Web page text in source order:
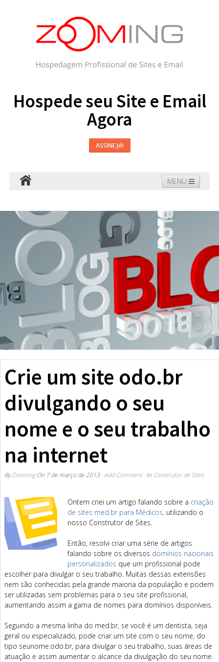
Hospede seu Site e Email
Agora
ASSINE JÁ!
MENU
Domínios Blog Suporte
Crie um site odo.br
divulgando o seu
nome e o seu trabalho
na internet
ByZoomingOn 7 de março de 2013· Add Comment· In Construtor de Sites
Ontem criei um artigo falando sobre a criação
de sites med.br para Médicos, utilizando o
nosso Construtor de Sites.
Então, resolvi criar uma série de artigos
falando sobre os diversos domínios nacionais
personalizados que um profissional pode
escolher para divulgar o seu trabalho. Muitas dessas extensões
nem são conhecidas pela grande maioria da população e podem
ser utilizadas sem problemas para o seu site profissional,
aumentando assim a gama de nomes para domínios disponíveis.
Seguindo a mesma linha do med.br, se você é um dentista, seja
geral ou especializado, pode criar um site com o seu nome, do
tipo seunome.odo.br, para divulgar o seu trabalho, suas áreas de
atuação e assim aumentar o alcance da divulgação do seu nome.